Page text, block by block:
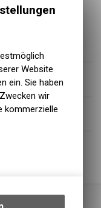
Website
ein. Sie haben
wir
kommerzielle
und